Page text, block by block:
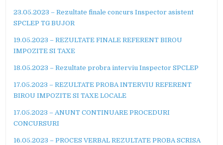
23.05.2023 – Rezultate finale concurs Inspector asistent
SPCLEP TG BUJOR
19.05.2023 – REZULTATE FINALE REFERENT BIROU
IMPOZITE SI TAXE
18.05.2023 – Rezultate probra interviu Inspector SPCLEP
17.05.2023 – REZULTATE PROBA INTERVIU REFERENT
BIROU IMPOZITE SI TAXE LOCALE
17.05.2023 – ANUNT CONTINUARE PROCEDURI
CONCURSURI
16.05.2023 – PROCES VERBAL REZULTATE PROBA SCRISA